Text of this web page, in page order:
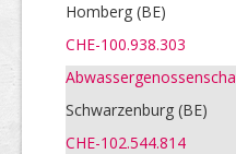
Homberg (BE)
CHE-100.938.303
Schwarzenburg (BE)
CHE-102.544.814